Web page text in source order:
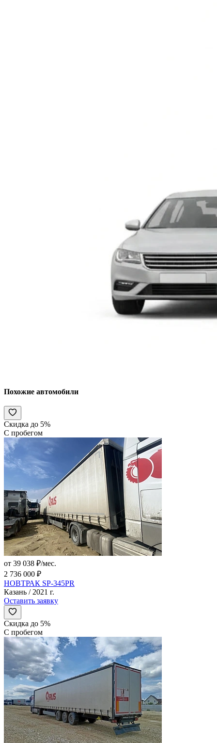
Похожие автомобили
Скидка до 5%
С пробегом
от 39 038 ₽/мес.
2 736 000 ₽
НОВТРАК SP-345PR
Казань / 2021 г.
Оставить заявку
Скидка до 5%
С пробегом